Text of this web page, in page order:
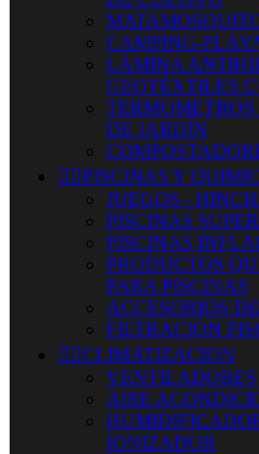
CAMPING-
LÁMINA
GEOTÉXTILES
DE JARDÍN
 PISCINAS Y
JUEGOS -
PISCINAS
PISCINAS
PRODUCTOS
PARA PISCINAS
ACCESORIOS
FILTRACION
 CLIMATIZACION
VENTILADORES
AIRE
IONIZADOR